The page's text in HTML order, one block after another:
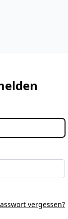
vergessen?